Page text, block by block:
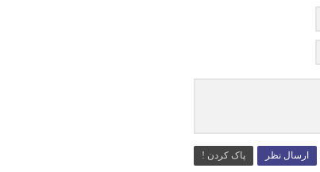
ارسال نظر پاک کردن !